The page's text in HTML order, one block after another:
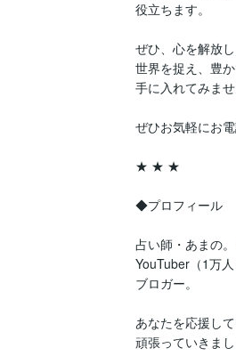
役立ちます。
ぜひ、心を解放
世界を捉え、豊
手に入れてみま
ぜひお気軽にお電
★ ★ ★
◆プロフィール
占い師・あまの
YouTuber（1万人
ブロガー。
あなたを応援して
頑張っていきまし